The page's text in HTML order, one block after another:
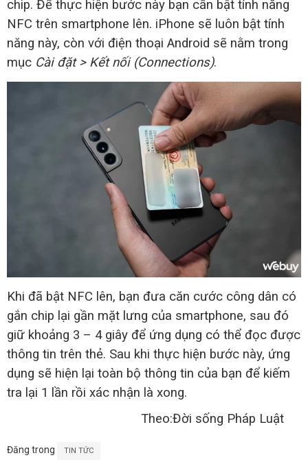
chip. Để thực hiện bước này bạn cần bật tính năng
NFC trên smartphone lên. iPhone sẽ luôn bật tính
năng này, còn với điện thoại Android sẽ nằm trong
mục Cài đặt > Kết nối (Connections).
Khi đã bật NFC lên, bạn đưa căn cước công dân có
gắn chip lại gần mặt lưng của smartphone, sau đó
giữ khoảng 3 – 4 giây để ứng dụng có thể đọc được
thông tin trên thẻ. Sau khi thực hiện bước này, ứng
dụng sẽ hiện lại toàn bộ thông tin của bạn để kiếm
tra lại 1 lần rồi xác nhận là xong.
Theo:Đời sống Pháp Luật
Đăng trong TIN TỨC